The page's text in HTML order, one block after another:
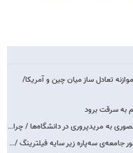
تعادل ساز میان چین و آمریکا/
به سرقت برود
به مریدپروری در دانشگاه‌ها / چرا…
جامعه‌ی سه‌پاره زیر سایه فیلترینگ /…